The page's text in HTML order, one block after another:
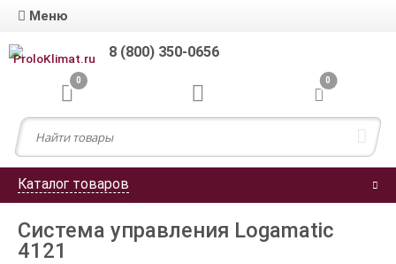
Меню
8 (800) 350-0656
0 0
Каталог товаров
Система управления Logamatic
4121